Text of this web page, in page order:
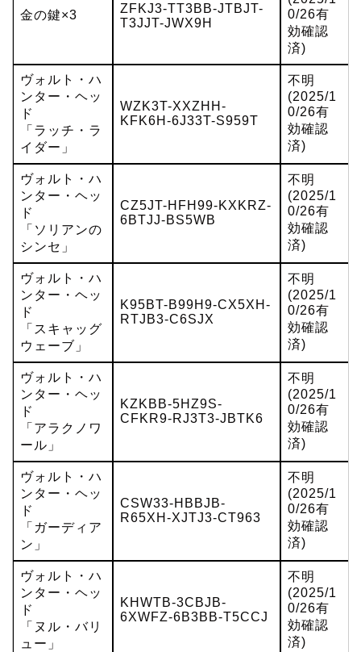
金の鍵×3
ZFKJ3-TT3BB-JTBJT-
T3JJT-JWX9H
0/26有
効確認
済)
ヴォルト・ハ
ンター・ヘッ
ド
「ラッチ・ラ
イダー」
WZK3T-XXZHH-
KFK6H-6J33T-S959T
不明
(2025/1
0/26有
効確認
済)
ヴォルト・ハ
ンター・ヘッ
ド
「ソリアンの
シンセ」
CZ5JT-HFH99-KXKRZ-
6BTJJ-BS5WB
不明
(2025/1
0/26有
効確認
済)
ヴォルト・ハ
ンター・ヘッ
ド
「スキャッグ
ウェーブ」
K95BT-B99H9-CX5XH-
RTJB3-C6SJX
不明
(2025/1
0/26有
効確認
済)
ヴォルト・ハ
ンター・ヘッ
ド
「アラクノワ
ール」
KZKBB-5HZ9S-
CFKR9-RJ3T3-JBTK6
不明
(2025/1
0/26有
効確認
済)
ヴォルト・ハ
ンター・ヘッ
ド
「ガーディア
ン」
CSW33-HBBJB-
R65XH-XJTJ3-CT963
不明
(2025/1
0/26有
効確認
済)
ヴォルト・ハ
ンター・ヘッ
ド
「ヌル・バリ
ュー」
KHWTB-3CBJB-
6XWFZ-6B3BB-T5CCJ
不明
(2025/1
0/26有
効確認
済)